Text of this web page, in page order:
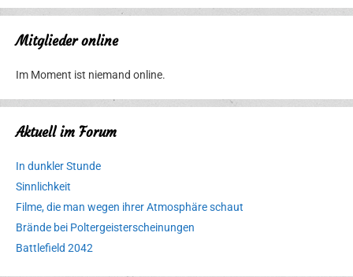
Mitglieder online
Im Moment ist niemand online.
Aktuell im Forum
In dunkler Stunde
Sinnlichkeit
Filme, die man wegen ihrer Atmosphäre schaut
Brände bei Poltergeisterscheinungen
Battlefield 2042